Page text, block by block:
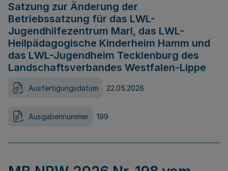
Satzung zur Änderung der
Betriebssatzung für das LWL-
Jugendhilfezentrum Marl, das LWL-
Heilpädagogische Kinderheim Hamm und
das LWL-Jugendheim Tecklenburg des
Landschaftsverbandes Westfalen-Lippe
Ausfertigungsdatum 22.05.2026
Ausgabennummer 199